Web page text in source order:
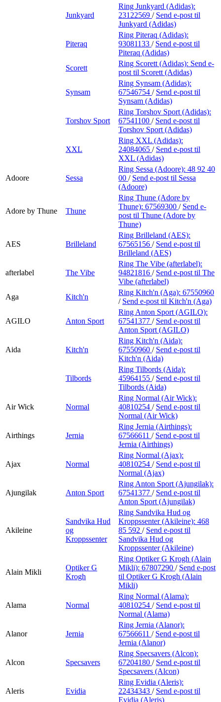
Junkyard
Ring Junkyard (Adidas):
23122569 / Send e-post til
Junkyard (Adidas)
Piteraq
Ring Piteraq (Adidas):
93081133 / Send e-post til
Piteraq (Adidas)
Scorett
Ring Scorett (Adidas): Send e-
post til Scorett (Adidas)
Synsam
Ring Synsam (Adidas):
67546754 / Send e-post til
Synsam (Adidas)
Torshov Sport
Ring Torshov Sport (Adidas):
67541100 / Send e-post til
Torshov Sport (Adidas)
XXL
Ring XXL (Adidas):
24084065 / Send e-post til
XXL (Adidas)
Adoore Sessa
Ring Sessa (Adoore): 48 92 40
00 / Send e-post til Sessa
(Adoore)
Adore by Thune Thune
Ring Thune (Adore by
Thune): 67569300 / Send e-
post til Thune (Adore by
Thune)
AES Brilleland
Ring Brilleland (AES):
67565156 / Send e-post til
Brilleland (AES)
afterlabel The Vibe
Ring The Vibe (afterlabel):
94821816 / Send e-post til The
Vibe (afterlabel)
Aga
Kitch'n
Ring Kitch'n (Aga): 67550960
/ Send e-post til Kitch'n (Aga)
AGILO Anton Sport
Ring Anton Sport (AGILO):
67541377 / Send e-post til
Anton Sport (AGILO)
Aida Kitch'n
Ring Kitch'n (Aida):
67550960 / Send e-post til
Kitch'n (Aida)
Tilbords
Ring Tilbords (Aida):
45964155 / Send e-post til
Tilbords (Aida)
Air Wick Normal
Ring Normal (Air Wick):
40810254 / Send e-post til
Normal (Air Wick)
Airthings Jernia
Ring Jernia (Airthings):
67566611 / Send e-post til
Jernia (Airthings)
Ajax Normal
Ring Normal (Ajax):
40810254 / Send e-post til
Normal (Ajax)
Ajungilak Anton Sport
Ring Anton Sport (Ajungilak):
67541377 / Send e-post til
Anton Sport (Ajungilak)
Akileine
Sandvika Hud
og
Kroppssenter
Ring Sandvika Hud og
Kroppssenter (Akileine): 468
85 592 / Send e-post til
Sandvika Hud og
Kroppssenter (Akileine)
Alain Mikli
Optiker G
Krogh
Ring Optiker G Krogh (Alain
Mikli): 67807290 / Send e-post
til Optiker G Krogh (Alain
Mikli)
Alama Normal
Ring Normal (Alama):
40810254 / Send e-post til
Normal (Alama)
Alanor Jernia
Ring Jernia (Alanor):
67566611 / Send e-post til
Jernia (Alanor)
Alcon Specsavers
Ring Specsavers (Alcon):
67204180 / Send e-post til
Specsavers (Alcon)
Aleris Evidia
Ring Evidia (Aleris):
22434343 / Send e-post til
Evidia (Aleris)